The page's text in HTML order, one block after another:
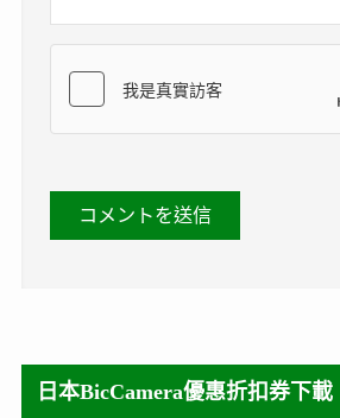
日本BicCamera優惠折扣券下載